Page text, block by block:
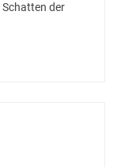
Schatten der